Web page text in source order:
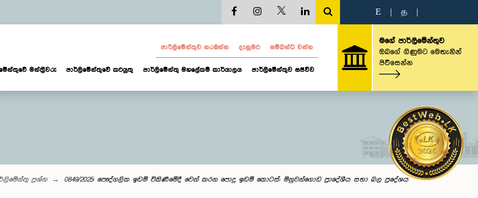
E த
පාර්ලි‌මේන්තුව නරඹන්න දැනුමට සම්බන්ධ වන්න
මන්ත්‍රීවරු පාර්ලිමේන්තුවේ කටයුතු පාර්ලිමේන්තු මහලේකම් කාර්යාලය පාර්ලිමේන්තුව සජීවීව
මගේ පාර්ලිමේන්තුව
ඔබගේ ගිණුමට මෙතැනින්
පිවිසෙන්න
ප්‍රශ්න 0849/2025: පෞද්ගලික ඉඩම් විකිණීමේදී වෙන් කරන පොදු ඉඩම් ‍කොටස්: මිනුවන්ගොඩ ප්‍රාදේශීය සභා බල ප්‍රදේශය